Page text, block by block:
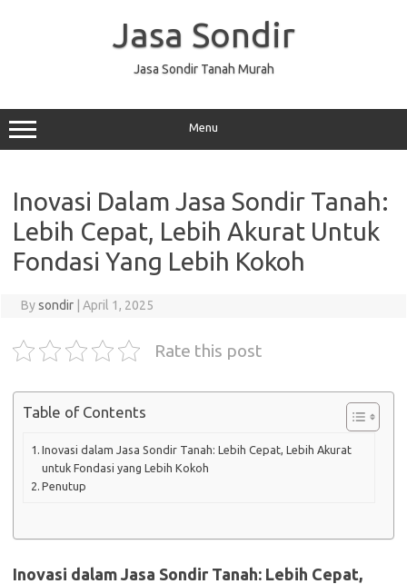
Jasa Sondir
Jasa Sondir Tanah Murah
Menu
Inovasi Dalam Jasa Sondir Tanah:
Lebih Cepat, Lebih Akurat Untuk
Fondasi Yang Lebih Kokoh
Bysondir April 1, 2025
Rate this post
Table of Contents
Inovasi dalam Jasa Sondir Tanah: Lebih Cepat, Lebih Akurat
untuk Fondasi yang Lebih Kokoh
Penutup
Inovasi dalam Jasa Sondir Tanah: Lebih Cepat,